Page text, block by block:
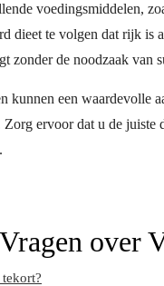
voedingsmiddelen,
dieet te volgen dat rijk is
zonder de noodzaak van
kunnen een waardevolle
ervoor dat u de juiste
over